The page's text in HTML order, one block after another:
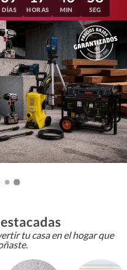
DÍAS HORAS MIN SEG
tu casa en el hogar que